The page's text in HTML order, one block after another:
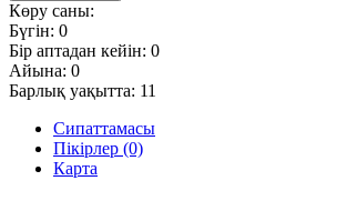
Көру саны:
Бүгін: 0
Бір аптадан кейін: 0
Айына: 0
Барлық уақытта: 11
Сипаттамасы
Пікірлер (0)
Карта